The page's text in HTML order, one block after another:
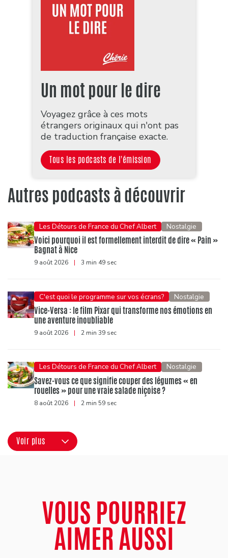
Un mot pour le dire
Voyagez grâce à ces mots
étrangers originaux qui n'ont pas
de traduction française exacte.
Tous les podcasts de l'émission
Autres podcasts à découvrir
Les Détours de France du Chef Albert Nostalgie
Voici pourquoi il est formellement interdit de dire « Pain »
Bagnat à Nice
9 août 2026 | 3 min 49 sec
C'est quoi le programme sur vos écrans? Nostalgie
Vice-Versa : le film Pixar qui transforme nos émotions en
une aventure inoubliable
9 août 2026 | 2 min 39 sec
Les Détours de France du Chef Albert Nostalgie
Savez-vous ce que signifie couper des légumes « en
rouelles » pour une vraie salade niçoise ?
8 août 2026 | 2 min 59 sec
Voir plus
VOUS POURRIEZ
AIMER AUSSI